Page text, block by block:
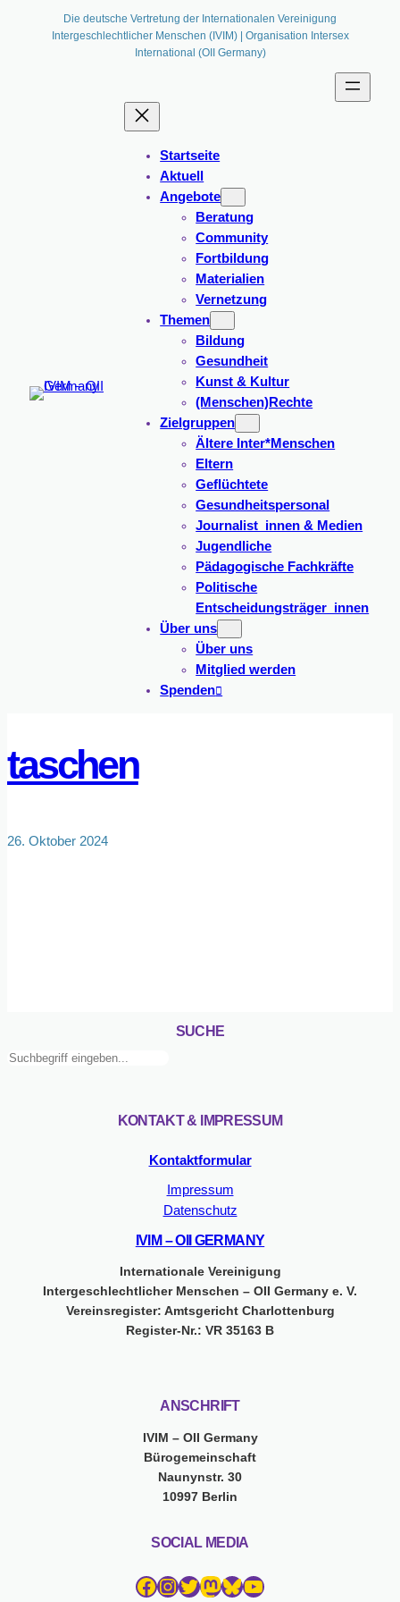
Die deutsche Vertretung der Internationalen Vereinigung
Intergeschlechtlicher Menschen (IVIM) | Organisation Intersex
International (OII Germany)
Startseite
Aktuell
Angebote
Beratung
Community
Fortbildung
Materialien
Vernetzung
Themen
Bildung
Gesundheit
Kunst & Kultur
(Menschen)Rechte
Zielgruppen
Ältere Inter*Menschen
Eltern
Geflüchtete
Gesundheitspersonal
Journalist_innen & Medien
Jugendliche
Pädagogische Fachkräfte
Politische
Entscheidungsträger_innen
Über uns
Über uns
Mitglied werden
Spenden
taschen
26. Oktober 2024
SUCHE
Suchen
KONTAKT & IMPRESSUM
Kontaktformular
Impressum
Datenschutz
IVIM – OII GERMANY
Internationale Vereinigung
Intergeschlechtlicher Menschen – OII Germany e. V.
Vereinsregister: Amtsgericht Charlottenburg
Register-Nr.: VR 35163 B
ANSCHRIFT
IVIM – OII Germany
Bürogemeinschaft
Naunynstr. 30
10997 Berlin
SOCIAL MEDIA
Facebook InstagramTwitter Mastodon Bluesky YouTube